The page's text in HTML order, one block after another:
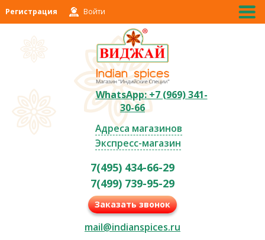
Регистрация Войти
WhatsApp: +7 (969) 341-
30-66
Адреса магазинов
Экспресс-магазин
7(495) 434-66-29
7(499) 739-95-29
Заказать звонок
mail@indianspices.ru